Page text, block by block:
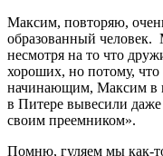
Максим, повторяю,
образованный
несмотря на то что
хороших, но потому,
начинающим, Максим в
в Питере вывесили
своим преемником».
Помню, гуляем мы как-